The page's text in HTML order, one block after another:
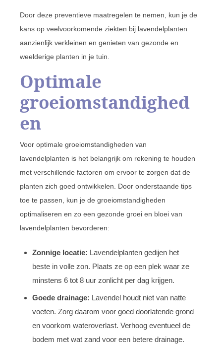
Door deze preventieve maatregelen te nemen, kun je de
kans op veelvoorkomende ziekten bij lavendelplanten
aanzienlijk verkleinen en genieten van gezonde en
weelderige planten in je tuin.
Optimale
groeiomstandighed
en
Voor optimale groeiomstandigheden van
lavendelplanten is het belangrijk om rekening te houden
met verschillende factoren om ervoor te zorgen dat de
planten zich goed ontwikkelen. Door onderstaande tips
toe te passen, kun je de groeiomstandigheden
optimaliseren en zo een gezonde groei en bloei van
lavendelplanten bevorderen:
Zonnige locatie: Lavendelplanten gedijen het
beste in volle zon. Plaats ze op een plek waar ze
minstens 6 tot 8 uur zonlicht per dag krijgen.
Goede drainage: Lavendel houdt niet van natte
voeten. Zorg daarom voor goed doorlatende grond
en voorkom wateroverlast. Verhoog eventueel de
bodem met wat zand voor een betere drainage.